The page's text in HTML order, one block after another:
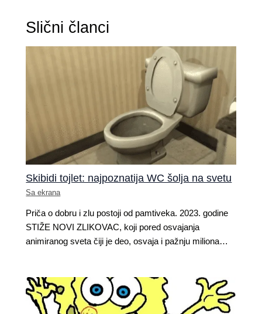
Slični članci
Skibidi tojlet: najpoznatija WC šolja na svetu
Sa ekrana
Priča o dobru i zlu postoji od pamtiveka. 2023. godine
STIŽE NOVI ZLIKOVAC, koji pored osvajanja
animiranog sveta čiji je deo, osvaja i pažnju miliona…